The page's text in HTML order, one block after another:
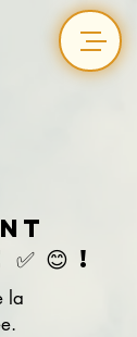
😊 !
la